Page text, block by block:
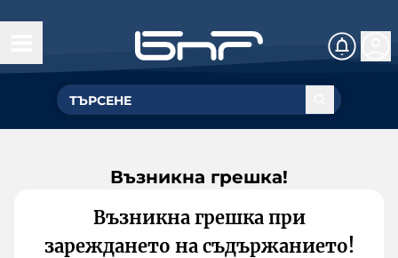
Възникна грешка!
Възникна грешка при
зареждането на съдържанието!